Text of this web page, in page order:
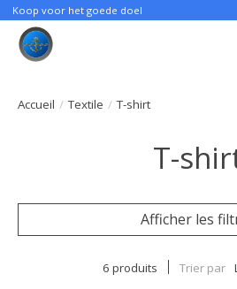
Koop voor het goede doel
Accueil / Textile / T-shirt
T-
Afficher les
6 produits Trier par